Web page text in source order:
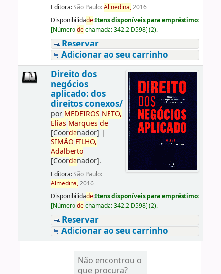
Editora:São Paulo:Almedina,2016
Disponibilidade:Itens disponíveis para empréstimo:
[Númerodechamada:342.2 D598] (2).
Reservar
Adicionar ao seu carrinho
Direito dos
negócios
aplicado: dos
direitos conexos/
por MEDEIROS NETO,
Elias Marques de
[Coordenador] |
SIMÃO FILHO,
Adalberto
[Coordenador].
Editora:São Paulo:
Almedina,2016
Disponibilidade:Itens disponíveis para empréstimo:
[Númerodechamada:342.2 D598] (2).
Reservar
Adicionar ao seu carrinho
Não encontrou o
que procura?